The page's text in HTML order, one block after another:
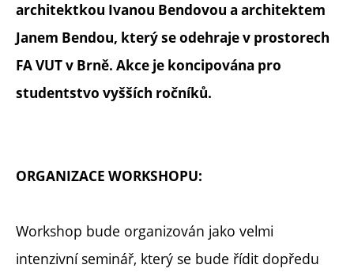
architektkou Ivanou Bendovou a architektem
Janem Bendou, který se odehraje v prostorech
FA VUT v Brně. Akce je koncipována pro
studentstvo vyšších ročníků.
ORGANIZACE WORKSHOPU:
Workshop bude organizován jako velmi
intenzivní seminář, který se bude řídit dopředu